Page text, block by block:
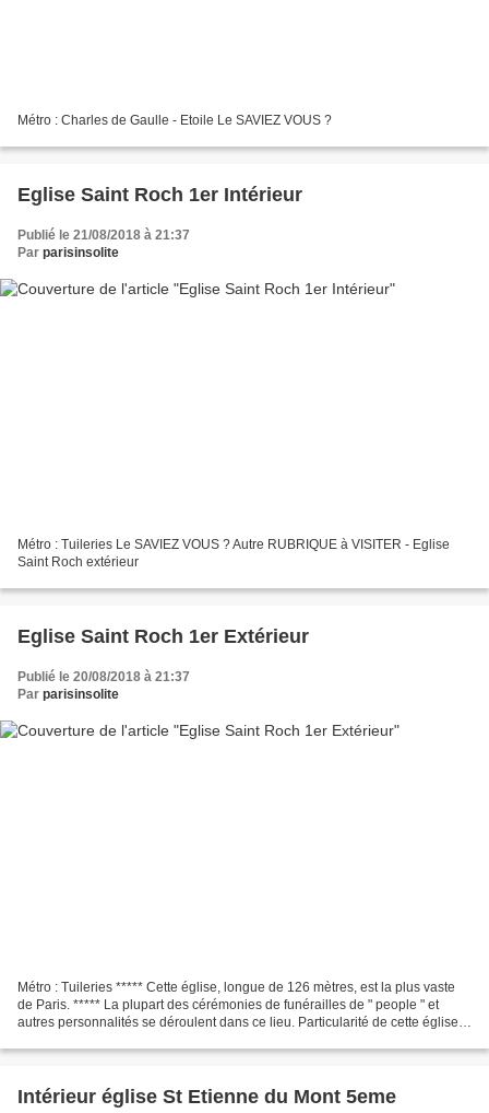
Métro : Charles de Gaulle - Etoile Le SAVIEZ VOUS ?
Eglise Saint Roch 1er Intérieur
Publié le 21/08/2018 à 21:37
Par parisinsolite
Métro : Tuileries Le SAVIEZ VOUS ? Autre RUBRIQUE à VISITER - Eglise
Saint Roch extérieur
Eglise Saint Roch 1er Extérieur
Publié le 20/08/2018 à 21:37
Par parisinsolite
Métro : Tuileries ***** Cette église, longue de 126 mètres, est la plus vaste
de Paris. ***** La plupart des cérémonies de funérailles de " people " et
autres personnalités se déroulent dans ce lieu. Particularité de cette église :
Intérieur église St Etienne du Mont 5eme